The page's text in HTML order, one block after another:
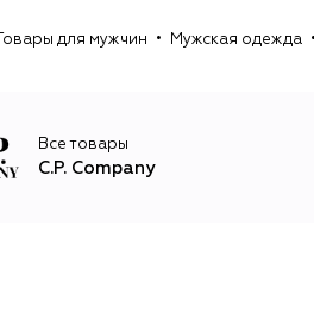
Товары для мужчин Мужская одежда
Все товары
C.P. Company